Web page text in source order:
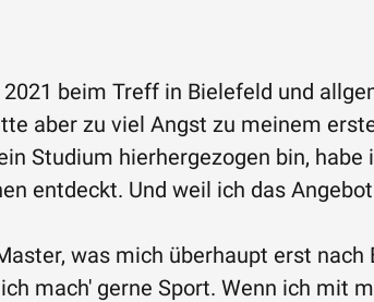
beim Treff in Bielefeld und
aber zu viel Angst zu meinem
Studium hierhergezogen bin,
entdeckt. Und weil ich das
was mich überhaupt erst
mach' gerne Sport. Wenn ich mit